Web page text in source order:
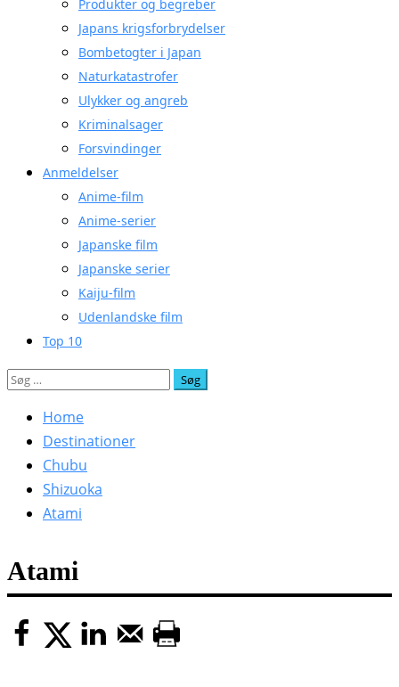
Produkter og begreber
Japans krigsforbrydelser
Bombetogter i Japan
Naturkatastrofer
Ulykker og angreb
Kriminalsager
Forsvindinger
Anmeldelser
Anime-film
Anime-serier
Japanske film
Japanske serier
Kaiju-film
Udenlandske film
Top 10
Søg
Home
Destinationer
Chubu
Shizuoka
Atami
Atami